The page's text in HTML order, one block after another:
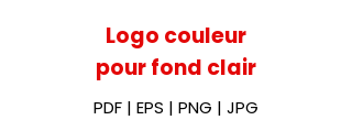
Logo couleur
pour fond clair
PDF | EPS | PNG | JPG